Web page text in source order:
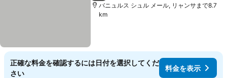
バニュルス シュル メール, リャンサまで8.7
km
正確な料金を確認するには日付を選択してくだ
さい
料金を表示